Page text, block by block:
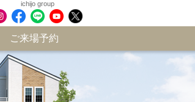
ご来場予約
「ご来場予約」でご来場の方に
QUOカード
プレゼント！